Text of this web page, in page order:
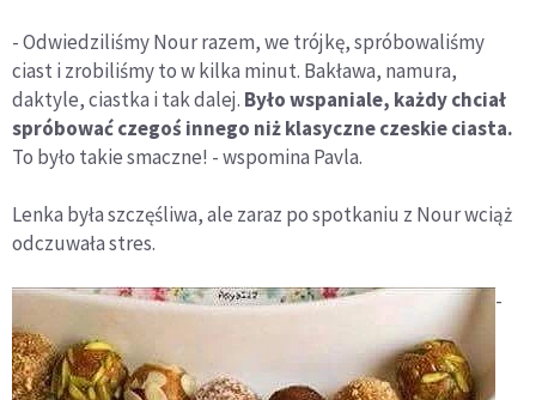
- Odwiedziliśmy Nour razem, we trójkę, spróbowaliśmy
ciast i zrobiliśmy to w kilka minut. Bakława, namura,
daktyle, ciastka i tak dalej. Było wspaniale, każdy chciał
spróbować czegoś innego niż klasyczne czeskie ciasta.
To było takie smaczne! - wspomina Pavla.
Lenka była szczęśliwa, ale zaraz po spotkaniu z Nour wciąż
odczuwała stres.
-